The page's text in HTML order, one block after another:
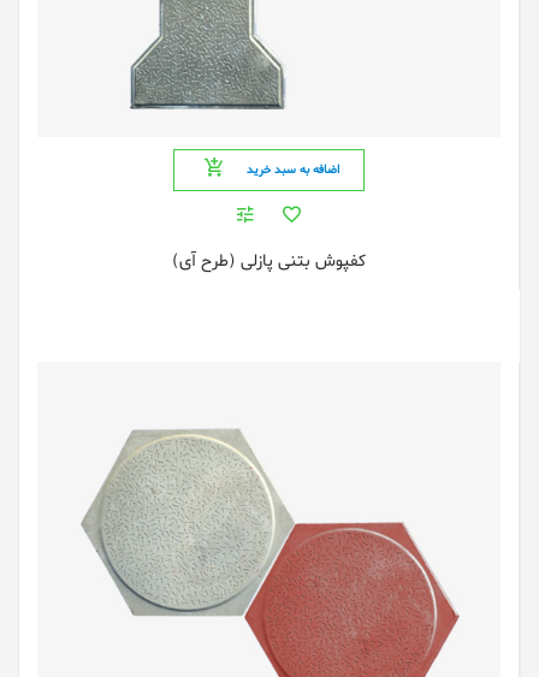
اضافه به سبد خرید
کفپوش بتنی پازلی (طرح آی)